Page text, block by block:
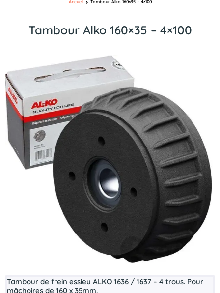
Tambour Alko 160×35 – 4×100
Accueil Tambour Alko 160×35 – 4×100
Tambour de frein essieu ALKO 1636 / 1637 – 4 trous. Pour
mâchoires de 160 x 35mm.